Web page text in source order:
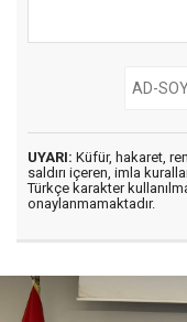
UYARI: Küfür, hakaret,
saldırı içeren, imla
Türkçe karakter
onaylanmamaktadır.